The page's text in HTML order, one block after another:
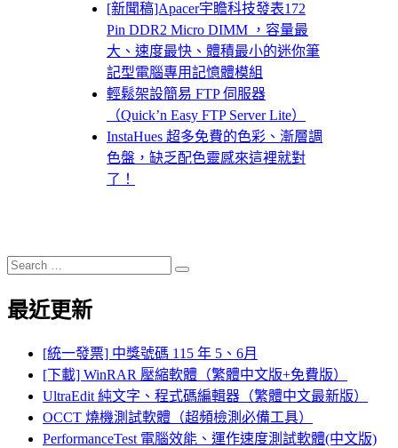
[新聞稿]Apacer宇瞻科技發表172
Pin DDR2 Micro DIMM ，容量最
大、速度最快、體積最小的迷你筆
記型電腦專用記憶體模組
輕鬆架設簡易 FTP 伺服器
（Quick’n Easy FTP Server Lite）
InstaHues 超多免費的色彩、漸層調
色盤，缺乏配色靈感來這裡就對
了！
Search
for:
Search
最近更新
[統一發票] 中獎號碼 115 年 5、6月
[下載] WinRAR 壓縮軟體（繁體中文版+免費版）
UltraEdit 純文字、程式碼編輯器（繁體中文最新版）
OCCT 燒機測試軟體（超頻檢測必備工具）
PerformanceTest 電腦效能、運作速度測試軟體(中文版)